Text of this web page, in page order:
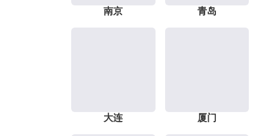
南京 青岛
大连 厦门